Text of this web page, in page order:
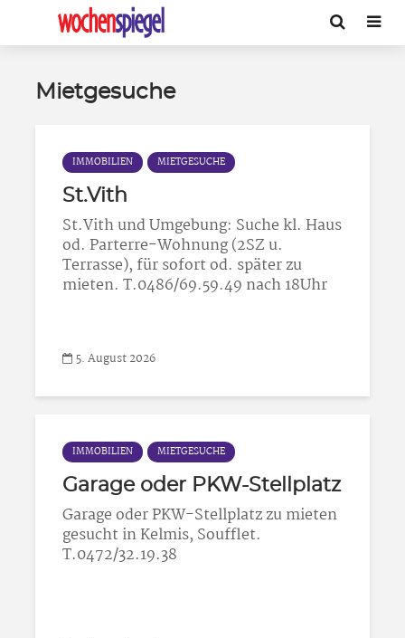
Mietgesuche
IMMOBILIEN MIETGESUCHE
St.Vith
St.Vith und Umgebung: Suche kl. Haus
od. Parterre-Wohnung (2SZ u.
Terrasse), für sofort od. später zu
mieten. T.0486/69.59.49 nach 18Uhr
5. August 2026
IMMOBILIEN MIETGESUCHE
Garage oder PKW-Stellplatz
Garage oder PKW-Stellplatz zu mieten
gesucht in Kelmis, Soufflet.
T.0472/32.19.38